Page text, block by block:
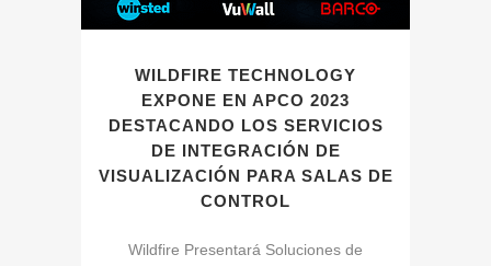
WILDFIRE TECHNOLOGY
EXPONE EN APCO 2023
DESTACANDO LOS SERVICIOS
DE INTEGRACIÓN DE
VISUALIZACIÓN PARA SALAS DE
CONTROL
Wildfire Presentará Soluciones de